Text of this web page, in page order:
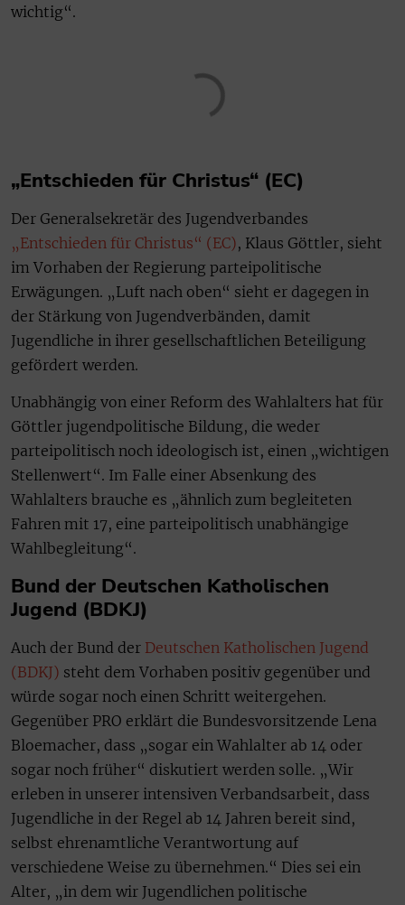
wichtig“.
„Entschieden für Christus“ (EC)
Der Generalsekretär des Jugendverbandes
„Entschieden für Christus“ (EC), Klaus Göttler, sieht
im Vorhaben der Regierung parteipolitische
Erwägungen. „Luft nach oben“ sieht er dagegen in
der Stärkung von Jugendverbänden, damit
Jugendliche in ihrer gesellschaftlichen Beteiligung
gefördert werden.
Unabhängig von einer Reform des Wahlalters hat für
Göttler jugendpolitische Bildung, die weder
parteipolitisch noch ideologisch ist, einen „wichtigen
Stellenwert“. Im Falle einer Absenkung des
Wahlalters brauche es „ähnlich zum begleiteten
Fahren mit 17, eine parteipolitisch unabhängige
Wahlbegleitung“.
Bund der Deutschen Katholischen
Jugend (BDKJ)
Auch der Bund der Deutschen Katholischen Jugend
(BDKJ) steht dem Vorhaben positiv gegenüber und
würde sogar noch einen Schritt weitergehen.
Gegenüber PRO erklärt die Bundesvorsitzende Lena
Bloemacher, dass „sogar ein Wahlalter ab 14 oder
sogar noch früher“ diskutiert werden solle. „Wir
erleben in unserer intensiven Verbandsarbeit, dass
Jugendliche in der Regel ab 14 Jahren bereit sind,
selbst ehrenamtliche Verantwortung auf
verschiedene Weise zu übernehmen.“ Dies sei ein
Alter, „in dem wir Jugendlichen politische